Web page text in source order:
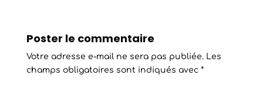
Poster le commentaire
Votre adresse e-mail ne sera pas publiée. Les
champs obligatoires sont indiqués avec *